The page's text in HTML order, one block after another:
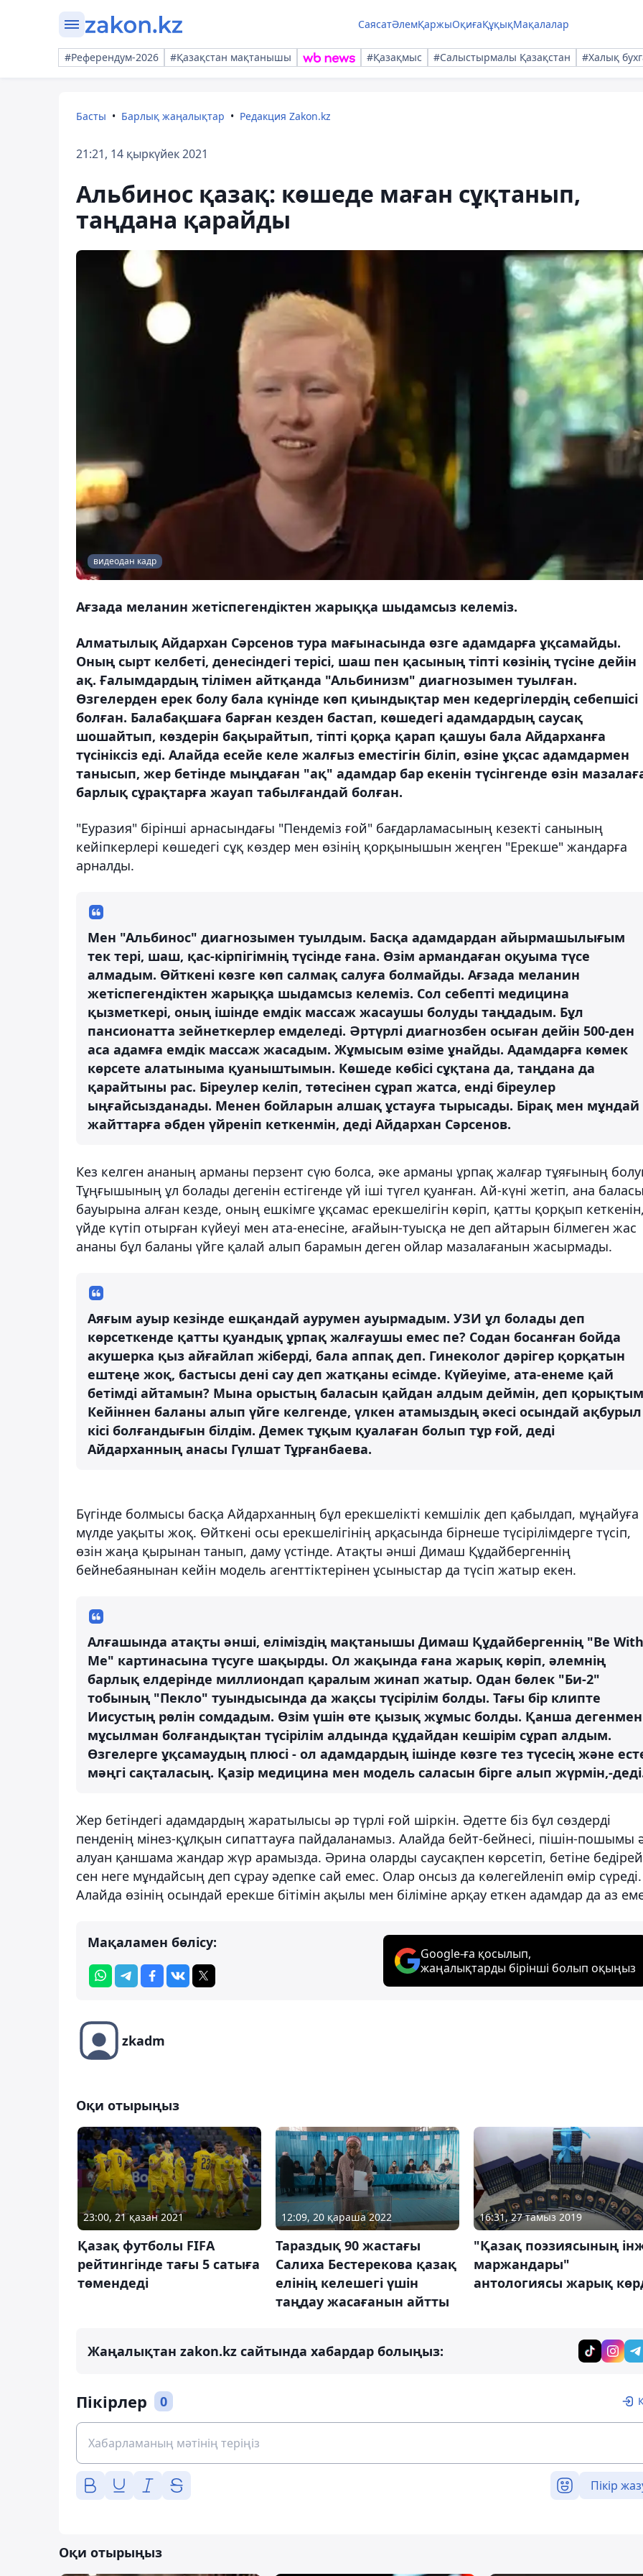
СаясатӘлемҚаржыОқиғаҚұқықМақалалар
#Референдум-2026 #Қазақстан мақтанышы #Қазақмыс #Салыстырмалы Қазақстан #Халық
Басты Барлық жаңалықтар Редакция Zakon.kz
21:21, 14 қыркүйек 2021
Альбинос қазақ: көшеде маған сұқтанып,
таңдана қарайды
видеодан кадр
Ағзада меланин жетіспегендіктен жарыққа шыдамсыз келеміз.
Алматылық Айдархан Сәрсенов тура мағынасында өзге адамдарға ұқсамайды.
Оның сырт келбеті, денесіндегі терісі, шаш пен қасының тіпті көзінің түсіне дейін
ақ. Ғалымдардың тілімен айтқанда "Альбинизм" диагнозымен туылған.
Өзгелерден ерек болу бала күнінде көп қиындықтар мен кедергілердің себепшісі
болған. Балабақшаға барған кезден бастап, көшедегі адамдардың саусақ
шошайтып, көздерін бақырайтып, тіпті қорқа қарап қашуы бала Айдарханға
түсініксіз еді. Алайда есейе келе жалғыз еместігін біліп, өзіне ұқсас адамдармен
танысып, жер бетінде мыңдаған "ақ" адамдар бар екенін түсінгенде өзін
барлық сұрақтарға жауап табылғандай болған.
"Еуразия" бірінші арнасындағы "Пендеміз ғой" бағдарламасының кезекті санының
кейіпкерлері көшедегі сұқ көздер мен өзінің қорқынышын жеңген "Ерекше" жандарға
арналды.
Мен "Альбинос" диагнозымен туылдым. Басқа адамдардан айырмашылығым
тек тері, шаш, қас-кірпігімнің түсінде ғана. Өзім армандаған оқуыма түсе
алмадым. Өйткені көзге көп салмақ салуға болмайды. Ағзада меланин
жетіспегендіктен жарыққа шыдамсыз келеміз. Сол себепті медицина
қызметкері, оның ішінде емдік массаж жасаушы болуды таңдадым. Бұл
пансионатта зейнеткерлер емделеді. Әртүрлі диагнозбен осыған дейін 500-ден
аса адамға емдік массаж жасадым. Жұмысым өзіме ұнайды. Адамдарға көмек
көрсете алатыныма қуаныштымын. Көшеде көбісі сұқтана да, таңдана да
қарайтыны рас. Біреулер келіп, төтесінен сұрап жатса, енді біреулер
ыңғайсызданады. Менен бойларын алшақ ұстауға тырысады. Бірақ мен мұндай
жайттарға әбден үйреніп кеткенмін, деді Айдархан Сәрсенов.
Кез келген ананың арманы перзент сүю болса, әке арманы ұрпақ жалғар тұяғының
Тұңғышының ұл болады дегенін естігенде үй іші түгел қуанған. Ай-күні жетіп, ана
бауырына алған кезде, оның ешкімге ұқсамас ерекшелігін көріп, қатты қорқып
үйде күтіп отырған күйеуі мен ата-енесіне, ағайын-туысқа не деп айтарын білмеген жас
ананы бұл баланы үйге қалай алып барамын деген ойлар мазалағанын жасырмады.
Аяғым ауыр кезінде ешқандай аурумен ауырмадым. УЗИ ұл болады деп
көрсеткенде қатты қуандық ұрпақ жалғаушы емес пе? Содан босанған бойда
акушерка қыз айғайлап жіберді, бала аппақ деп. Гинеколог дәрігер қорқатын
ештеңе жоқ, бастысы дені сау деп жатқаны есімде. Күйеуіме, ата-енеме қай
бетімді айтамын? Мына орыстың баласын қайдан алдым деймін, деп
Кейіннен баланы алып үйге келгенде, үлкен атамыздың әкесі осындай ақбурыл
кісі болғандығын білдім. Демек тұқым қуалаған болып тұр ғой, деді
Айдарханның анасы Гүлшат Тұрғанбаева.
Бүгінде болмысы басқа Айдарханның бұл ерекшелікті кемшілік деп қабылдап, мұңайуға
мүлде уақыты жоқ. Өйткені осы ерекшелігінің арқасында бірнеше түсірілімдерге түсіп,
өзін жаңа қырынан танып, даму үстінде. Атақты әнші Димаш Құдайбергеннің
бейнебаянынан кейін модель агенттіктерінен ұсыныстар да түсіп жатыр екен.
Алғашында атақты әнші, еліміздің мақтанышы Димаш Құдайбергеннің "Be With
Me" картинасына түсуге шақырды. Ол жақында ғана жарық көріп, әлемнің
барлық елдерінде миллиондап қаралым жинап жатыр. Одан бөлек "Би-2"
тобының "Пекло" туындысында да жақсы түсірілім болды. Тағы бір клипте
Иисустың рөлін сомдадым. Өзім үшін өте қызық жұмыс болды. Қанша дегенмен
мұсылман болғандықтан түсірілім алдында құдайдан кешірім сұрап алдым.
Өзгелерге ұқсамаудың плюсі - ол адамдардың ішінде көзге тез түсесің және
мәңгі сақталасың. Қазір медицина мен модель саласын бірге алып жүрмін,-
Жер бетіндегі адамдардың жаратылысы әр түрлі ғой шіркін. Әдетте біз бұл сөздерді
пенденің мінез-құлқын сипаттауға пайдаланамыз. Алайда бейт-бейнесі, пішін-пошымы
алуан қаншама жандар жүр арамызда. Әрина оларды саусақпен көрсетіп, бетіне
сен неге мұндайсың деп сұрау әдепке сай емес. Олар онсыз да көлегейленіп өмір сүреді.
Алайда өзінің осындай ерекше бітімін ақылы мен біліміне арқау еткен адамдар да аз
Мақаламен бөлісу:
Google-ға қосылып,
жаңалықтарды бірінші болып оқыңыз
zkadm
Оқи отырыңыз
23:00, 21 қазан 2021
Қазақ футболы FIFA
рейтингінде тағы 5 сатыға
төмендеді
12:09, 20 қараша 2022
Тараздық 90 жастағы
Салиха Бестерекова қазақ
елінің келешегі үшін
таңдау жасағанын айтты
16:31, 27 тамыз 2019
"Қазақ поэзиясының
маржандары"
антологиясы жарық
Жаңалықтан zakon.kz сайтында хабардар болыңыз:
Пікірлер 0
Пікір
Оқи отырыңыз